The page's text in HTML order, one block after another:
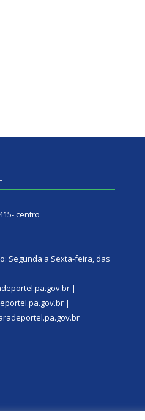
centro
Segunda a Sexta-feira, das
|
|